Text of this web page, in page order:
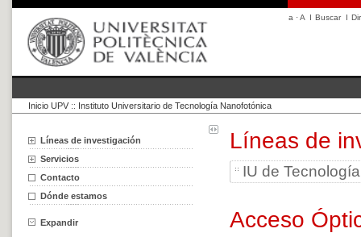
a ·A I BuscarI
Inicio UPV :: Instituto Universitario de Tecnología Nanofotónica
Líneas de investigación
Servicios
Contacto
Dónde estamos
Expandir
Líneas de
IU de
Acceso